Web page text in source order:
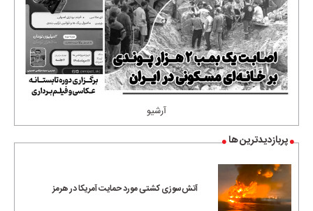
آرشیو
پربازدیدترین ها
آتش‌سوزی کشتی مورد حمایت آمریکا در هرمز